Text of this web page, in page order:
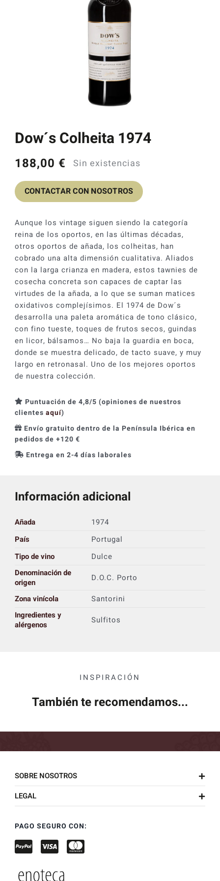
Catas y Actividades
Dow´s Colheita 1974
188,00 € Sin existencias
CONTACTAR CON NOSOTROS
Aunque los vintage siguen siendo la categoría
reina de los oportos, en las últimas décadas,
otros oportos de añada, los colheitas, han
cobrado una alta dimensión cualitativa. Aliados
con la larga crianza en madera, estos tawnies de
cosecha concreta son capaces de captar las
virtudes de la añada, a lo que se suman matices
oxidativos complejísimos. El 1974 de Dow´s
desarrolla una paleta aromática de tono clásico,
con fino tueste, toques de frutos secos, guindas
en licor, bálsamos… No baja la guardia en boca,
donde se muestra delicado, de tacto suave, y muy
largo en retronasal. Uno de los mejores oportos
de nuestra colección.
Puntuación de 4,8/5 (opiniones de nuestros
clientes aquí)
Envío gratuito dentro de la Península Ibérica en
pedidos de +120 €
Entrega en 2-4 días laborales
Información adicional
Añada
1974
País
Portugal
Tipo de vino
Dulce
Denominación de
origen
D.O.C. Porto
Zona vinícola
Santorini
Ingredientes y
alérgenos
Sulfitos
INSPIRACIÓN
También te recomendamos...
SOBRE NOSOTROS
LEGAL
PAGO SEGURO CON: